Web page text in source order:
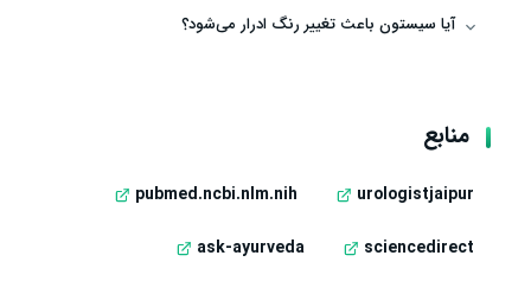
آیا سیستون باعث تغییر رنگ ادرار می‌شود؟
منابع
urologistjaipur
pubmed.ncbi.nlm.nih
sciencedirect
ask-ayurveda